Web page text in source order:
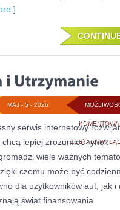
]
ZOSTAŁA
MAJ - 5 - 2026
serwis internetowy
lepiej zrozumieć rynek
wiele ważnych
czemu może być
dla użytkowników aut, jak i
świat finansowania